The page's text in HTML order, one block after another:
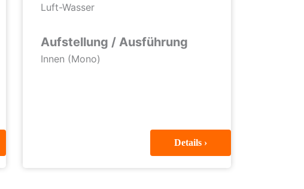
Luft-Wasser
Aufstellung / Ausführung
Innen (Mono)
Details ›